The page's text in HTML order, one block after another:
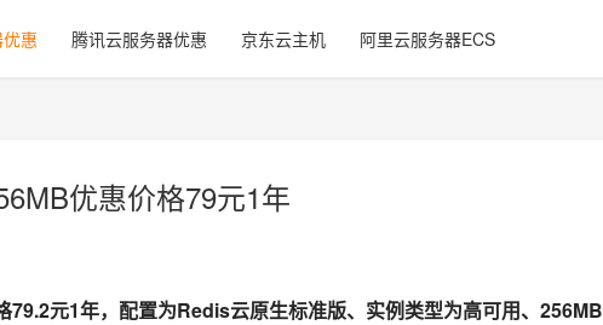
惠 腾讯云服务器优惠 京东云主机 阿里云服务器ECS
优惠价格79元1年
元1年，配置为Redis云原生标准版、实例类型为高可用、256MB